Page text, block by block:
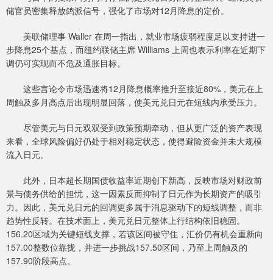
储官员密集释放鸽派信号，强化了市场对12月降息的定价。
美联储理事 Waller 在周一指出，就业市场疲弱程度足以支持进一
步降息25个基点，而纽约联储主席 Williams 上周也表示利率在近期下
调仍可实现而不危及通胀目标。
这些言论令市场迅速将12月降息概率推升至接近80%，美元在上
周触及多月高点后出现明显回落，使美元兑日元在短线内承受压力。
尽管美元与日元双双受到政策预期牵动，但从更广泛的资产表现
来看，全球风险偏好仍处于相对稳定状态，使得避险资金并未大规模
流入日元。
此外，日本超长期国债收益率近期创下新高，反映市场对财政前
景与债务供给的担忧，这一因素反而抑制了日元作为长期资产的吸引
力。因此，美元兑日元的回调更多属于消息驱动下的短线调整，而非
趋势性反转。在技术面上，美元兑日元整体上行结构依旧稳固。
156.20区域为关键短线支撑，若该区间被守住，汇价仍有机会重新向
157.00整数位靠拢，并进一步挑战157.50区间，乃至上周触及的
157.90阶段高点。